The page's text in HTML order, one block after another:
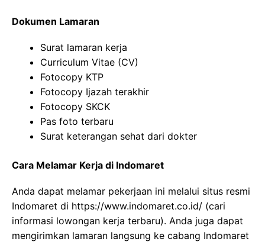
Dokumen Lamaran
Surat lamaran kerja
Curriculum Vitae (CV)
Fotocopy KTP
Fotocopy Ijazah terakhir
Fotocopy SKCK
Pas foto terbaru
Surat keterangan sehat dari dokter
Cara Melamar Kerja di Indomaret
Anda dapat melamar pekerjaan ini melalui situs resmi
Indomaret di https://www.indomaret.co.id/ (cari
informasi lowongan kerja terbaru). Anda juga dapat
mengirimkan lamaran langsung ke cabang Indomaret